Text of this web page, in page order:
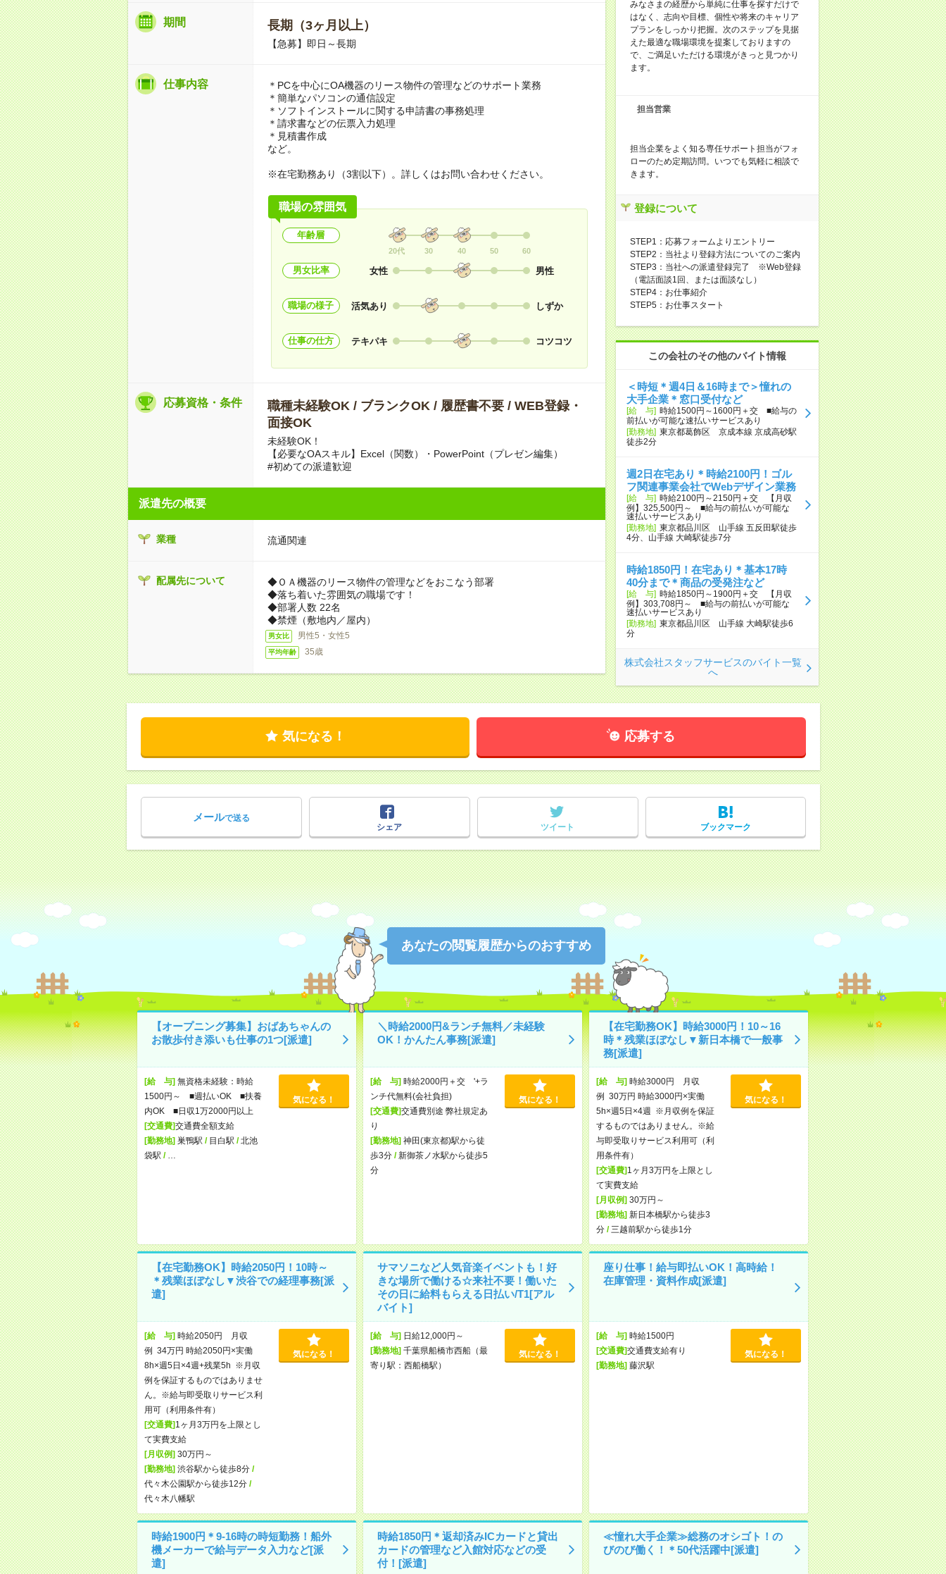
期間 長期（3ヶ月以上）
【急募】即日～長期
仕事内容
＊PCを中心にOA機器のリース物件の管理などのサポート業務
＊簡単なパソコンの通信設定
＊ソフトインストールに関する申請書の事務処理
＊請求書などの伝票入力処理
＊見積書作成
など。
※在宅勤務あり（3割以下）。詳しくはお問い合わせください。
職場の雰囲気
年齢層
20代 30 40 50 60
男女比率 女性 男性
職場の様子 活気あり しずか
仕事の仕方 テキパキ コツコツ
応募資格・条件
職種未経験OK / ブランクOK / 履歴書不要 / WEB登録・
面接OK
未経験OK！
【必要なOAスキル】Excel（関数）・PowerPoint（プレゼン編集）
#初めての派遣歓迎
派遣先の概要
業種 流通関連
配属先について
◆ＯＡ機器のリース物件の管理などをおこなう部署
◆落ち着いた雰囲気の職場です！
◆部署人数 22名
◆禁煙（敷地内／屋内）
男女比 男性5・女性5
平均年齢 35歳
みなさまの経歴から単純に仕事を探すだけで
はなく、志向や目標、個性や将来のキャリア
プランをしっかり把握。次のステップを見据
えた最適な職場環境を提案しておりますの
で、ご満足いただける環境がきっと見つかり
ます。
担当営業
担当企業をよく知る専任サポート担当がフォ
ローのため定期訪問。いつでも気軽に相談で
きます。
登録について
STEP1：応募フォームよりエントリー
STEP2：当社より登録方法についてのご案内
STEP3：当社への派遣登録完了 ※Web登録
（電話面談1回、または面談なし）
STEP4：お仕事紹介
STEP5：お仕事スタート
この会社のその他のバイト情報
＜時短＊週4日＆16時まで＞憧れの
大手企業＊窓口受付など
[給 与] 時給1500円～1600円＋交 ■給与の
前払いが可能な速払いサービスあり
[勤務地] 東京都葛飾区 京成本線 京成高砂駅
徒歩2分
週2日在宅あり＊時給2100円！ゴル
フ関連事業会社でWebデザイン業務
[給 与] 時給2100円～2150円＋交 【月収
例】325,500円～ ■給与の前払いが可能な
速払いサービスあり
[勤務地] 東京都品川区 山手線 五反田駅徒歩
4分、山手線 大崎駅徒歩7分
時給1850円！在宅あり＊基本17時
40分まで＊商品の受発注など
[給 与] 時給1850円～1900円＋交 【月収
例】303,708円～ ■給与の前払いが可能な
速払いサービスあり
[勤務地] 東京都品川区 山手線 大崎駅徒歩6
分
株式会社スタッフサービスのバイト一覧
へ
気になる！ 応募する
メールで送る
シェア
ツイート ブックマーク
あなたの閲覧履歴からのおすすめ
【オープニング募集】おばあちゃんの
お散歩付き添いも仕事の1つ[派遣]
[給 与]無資格未経験：時給
1500円～ ■週払いOK ■扶養
内OK ■日収1万2000円以上
[交通費]交通費全額支給
[勤務地]巣鴨駅 / 目白駅 /北池
袋駅 /
気になる！
＼時給2000円&ランチ無料／未経験
OK！かんたん事務[派遣]
[給 与]時給2000円＋交 '+ラ
ンチ代無料(会社負担)
[交通費]交通費別途 弊社規定あ
り
[勤務地]神田(東京都)駅から徒
歩3分/新御茶ノ水駅から徒歩5
分
気になる！
【在宅勤務OK】時給3000円！10～16
時＊残業ほぼなし▼新日本橋で一般事
務[派遣]
[給 与]時給3000円 月収
例 30万円 時給3000円×実働
5h×週5日×4週 ※月収例を保証
するものではありません。※給
与即受取りサービス利用可（利
用条件有）
[交通費]1ヶ月3万円を上限とし
て実費支給
[月収例]30万円～
[勤務地]新日本橋駅から徒歩3
分/ 三越前駅から徒歩1分
気になる！
【在宅勤務OK】時給2050円！10時～
＊残業ほぼなし▼渋谷での経理事務[派
遣]
[給 与]時給2050円 月収
例 34万円 時給2050円×実働
8h×週5日×4週+残業5h ※月収
例を保証するものではありませ
ん。※給与即受取りサービス利
用可（利用条件有）
[交通費]1ヶ月3万円を上限とし
て実費支給
[月収例]30万円～
[勤務地]渋谷駅から徒歩8分/
代々木公園駅から徒歩12分/
代々木八幡駅
気になる！
サマソニなど人気音楽イベントも！好
きな場所で働ける☆来社不要！働いた
その日に給料もらえる日払い/T1[アル
バイト]
[給 与]日給12,000円～
[勤務地]千葉県船橋市西船（最
寄り駅：西船橋駅）
気になる！
座り仕事！給与即払いOK！高時給！
在庫管理・資料作成[派遣]
[給 与]時給1500円
[交通費]交通費支給有り
[勤務地]藤沢駅
気になる！
時給1900円＊9-16時の時短勤務！船外
機メーカーで給与データ入力など[派
遣]
時給1850円＊返却済みICカードと貸出
カードの管理など入館対応などの受
付！[派遣]
≪憧れ大手企業≫総務のオシゴト！の
びのび働く！＊50代活躍中[派遣]